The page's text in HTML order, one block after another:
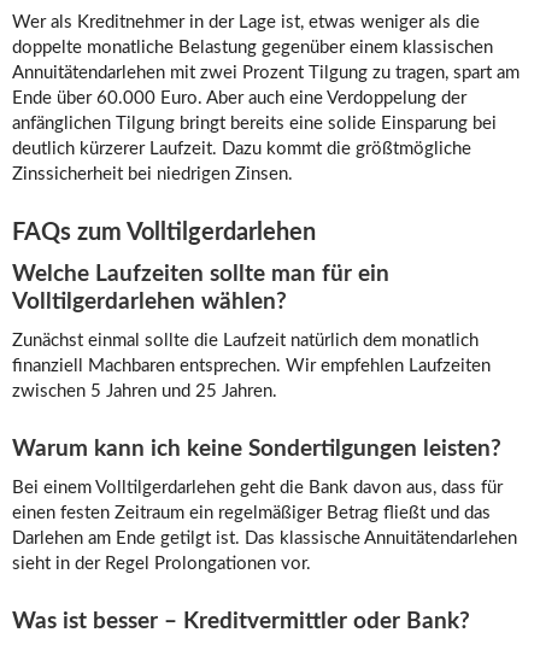
Wer als Kreditnehmer in der Lage ist, etwas weniger als die
doppelte monatliche Belastung gegenüber einem klassischen
Annuitätendarlehen mit zwei Prozent Tilgung zu tragen, spart am
Ende über 60.000 Euro. Aber auch eine Verdoppelung der
anfänglichen Tilgung bringt bereits eine solide Einsparung bei
deutlich kürzerer Laufzeit. Dazu kommt die größtmögliche
Zinssicherheit bei niedrigen Zinsen.
FAQs zum Volltilgerdarlehen
Welche Laufzeiten sollte man für ein
Volltilgerdarlehen wählen?
Zunächst einmal sollte die Laufzeit natürlich dem monatlich
finanziell Machbaren entsprechen. Wir empfehlen Laufzeiten
zwischen 5 Jahren und 25 Jahren.
Warum kann ich keine Sondertilgungen leisten?
Bei einem Volltilgerdarlehen geht die Bank davon aus, dass für
einen festen Zeitraum ein regelmäßiger Betrag fließt und das
Darlehen am Ende getilgt ist. Das klassische Annuitätendarlehen
sieht in der Regel Prolongationen vor.
Was ist besser – Kreditvermittler oder Bank?